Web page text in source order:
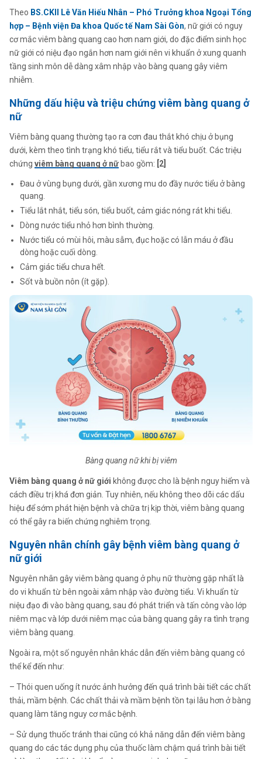
Theo BS.CKII Lê Văn Hiếu Nhân – Phó Trưởng khoa Ngoại Tổng
hợp – Bệnh viện Đa khoa Quốc tế Nam Sài Gòn, nữ giới có nguy
cơ mắc viêm bàng quang cao hơn nam giới, do đặc điểm sinh học
nữ giới có niệu đạo ngắn hơn nam giới nên vi khuẩn ở xung quanh
tầng sinh môn dễ dàng xâm nhập vào bàng quang gây viêm
nhiễm.
Những dấu hiệu và triệu chứng viêm bàng quang ở
nữ
Viêm bàng quang thường tạo ra cơn đau thắt khó chịu ở bụng
dưới, kèm theo tình trạng khó tiểu, tiểu rắt và tiểu buốt. Các triệu
chứng viêm bàng quang ở nữ bao gồm: [2]
Đau ở vùng bụng dưới, gần xương mu do đầy nước tiểu ở bàng
quang.
Tiểu lắt nhắt, tiểu són, tiểu buốt, cảm giác nóng rát khi tiểu.
Dòng nước tiểu nhỏ hơn bình thường.
Nước tiểu có mùi hôi, màu sẫm, đục hoặc có lẫn máu ở đầu
dòng hoặc cuối dòng.
Cảm giác tiểu chưa hết.
Sốt và buồn nôn (ít gặp).
Bàng quang nữ khi bị viêm
Viêm bàng quang ở nữ giới không được cho là bệnh nguy hiểm và
cách điều trị khá đơn giản. Tuy nhiên, nếu không theo dõi các dấu
hiệu để sớm phát hiện bệnh và chữa trị kịp thời, viêm bàng quang
có thể gây ra biến chứng nghiêm trọng.
Nguyên nhân chính gây bệnh viêm bàng quang ở
nữ giới
Nguyên nhân gây viêm bàng quang ở phụ nữ thường gặp nhất là
do vi khuẩn từ bên ngoài xâm nhập vào đường tiểu. Vi khuẩn từ
niệu đạo đi vào bàng quang, sau đó phát triển và tấn công vào lớp
niêm mạc và lớp dưới niêm mạc của bàng quang gây ra tình trạng
viêm bàng quang.
Ngoài ra, một số nguyên nhân khác dẫn đến viêm bàng quang có
thể kể đến như:
– Thói quen uống ít nước ảnh hưởng đến quá trình bài tiết các chất
thải, mầm bệnh. Các chất thải và mầm bệnh tồn tại lâu hơn ở bàng
quang làm tăng nguy cơ mắc bệnh.
– Sử dụng thuốc tránh thai cũng có khả năng dẫn đến viêm bàng
quang do các tác dụng phụ của thuốc làm chậm quá trình bài tiết